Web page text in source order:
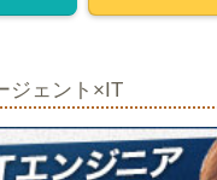
ジェント×IT